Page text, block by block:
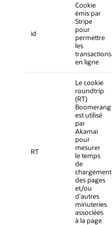
id
Cookie
émis par
Stripe
pour
permettre
les
transactions
en ligne
RT
Le cookie
roundtrip
(RT)
Boomerang
est utilisé
par
Akamai
pour
mesurer
le temps
de
chargement
des pages
et/ou
d’autres
minuteries
associées
à la page